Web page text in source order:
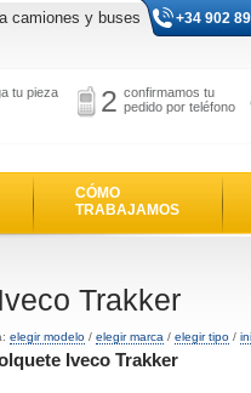
camiones y buses +34 902
tu pieza
2 confirmamos tu
pedido por teléfono
CÓMO
TRABAJAMOS
Trakker
elegir modelo / elegir marca / elegir tipo /
Iveco Trakker